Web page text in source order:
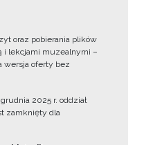
oraz pobierania plików
i lekcjami muzealnymi –
wersja oferty bez
2025 r. oddział
zamknięty dla